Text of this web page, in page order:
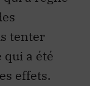
tenter
qui a été
effets.